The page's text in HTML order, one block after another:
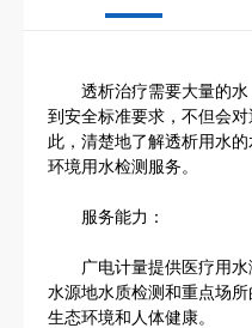
透析治疗需要大量的水
到安全标准要求，不但会
此，清楚地了解透析用水
环境用水检测服务。
服务能力：
广电计量提供医疗用水
水源地水质检测和重点场
生态环境和人体健康。